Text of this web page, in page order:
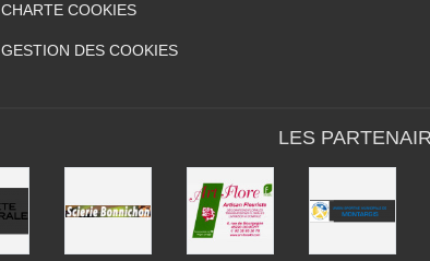
CHARTE COOKIES
GESTION DES COOKIES
LES